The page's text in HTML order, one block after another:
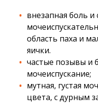
внезапная боль и
область паха и
яички.
частые позывы и
мочеиспускание;
мутная, густая
цвета, с дурным